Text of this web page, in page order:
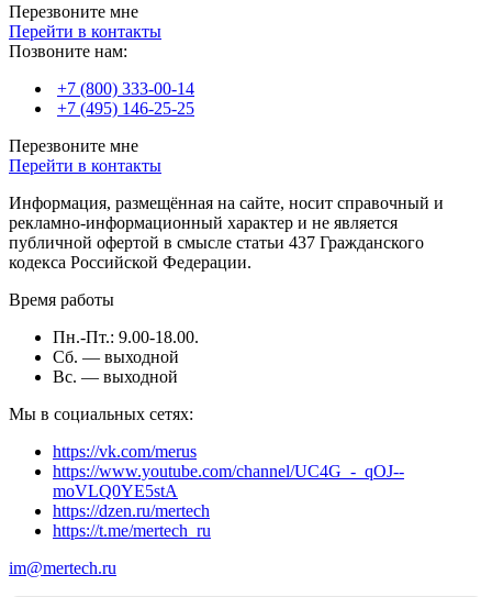
Перезвоните мне
Перейти в контакты
Позвоните нам:
+7 (800) 333-00-14
+7 (495) 146-25-25
Перезвоните мне
Перейти в контакты
Информация, размещённая на сайте, носит справочный и
рекламно-информационный характер и не является
публичной офертой в смысле статьи 437 Гражданского
кодекса Российской Федерации.
Время работы
Пн.-Пт.: 9.00-18.00.
Сб. — выходной
Вс. — выходной
Мы в социальных сетях:
https://vk.com/merus
https://www.youtube.com/channel/UC4G_-_qOJ--
moVLQ0YE5stA
https://dzen.ru/mertech
https://t.me/mertech_ru
im@mertech.ru